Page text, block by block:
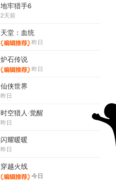
地牢猎手6
2天前
天堂：血统
昨日
炉石传说
昨日
仙侠世界
昨日
时空猎人·觉醒
昨日
闪耀暖暖
昨日
穿越火线
今日